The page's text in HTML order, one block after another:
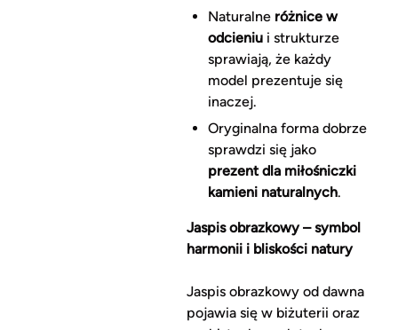
Naturalne różnice w
odcieniui strukturze
sprawiają, że każdy
model prezentuje się
inaczej.
Oryginalna forma dobrze
sprawdzi się jako
prezent dla miłośniczki
kamieni naturalnych.
Jaspis obrazkowy – symbol
harmonii i bliskości natury
Jaspis obrazkowy od dawna
pojawia się w biżuterii oraz